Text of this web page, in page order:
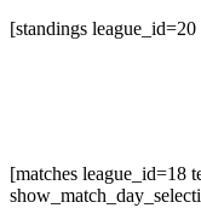
[standings
[matches league_id=18